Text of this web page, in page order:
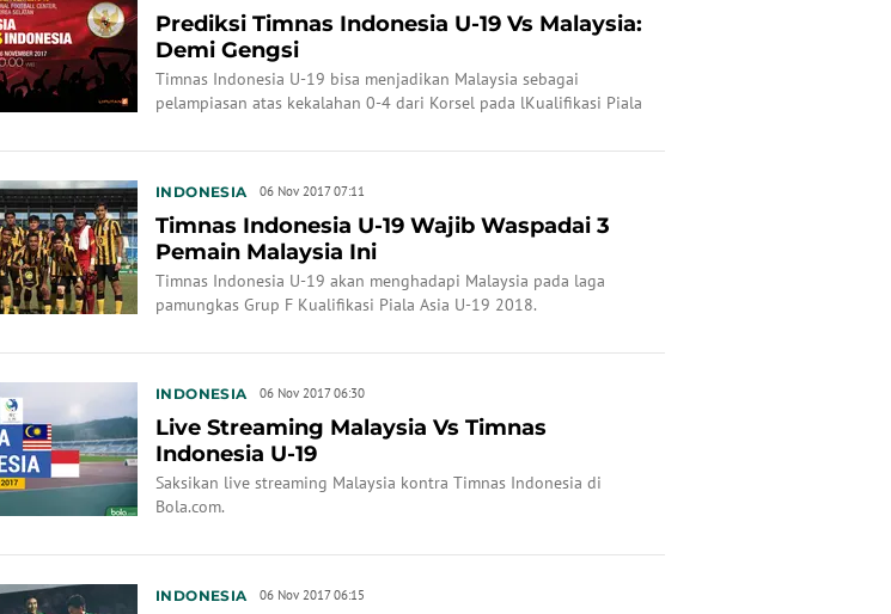
Prediksi Timnas Indonesia U-19 Vs Malaysia:
Demi Gengsi
Timnas Indonesia U-19 bisa menjadikan Malaysia sebagai
pelampiasan atas kekalahan 0-4 dari Korsel pada lKualifikasi Piala
INDONESIA 06 Nov 2017 07:11
Timnas Indonesia U-19 Wajib Waspadai 3
Pemain Malaysia Ini
Timnas Indonesia U-19 akan menghadapi Malaysia pada laga
pamungkas Grup F Kualifikasi Piala Asia U-19 2018.
INDONESIA 06 Nov 2017 06:30
Live Streaming Malaysia Vs Timnas
Indonesia U-19
Saksikan live streaming Malaysia kontra Timnas Indonesia di
Bola.com.
INDONESIA 06 Nov 2017 06:15